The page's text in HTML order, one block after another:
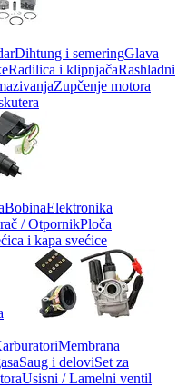
Dihtung i semeringGlava
Radilica i klipnjačaRashladni
Zupčenje motora
BobinaElektronika
/ OtpornikPloča
i kapa svećice
Membrana
Saug i deloviSet za
Usisni / Lamelni ventil